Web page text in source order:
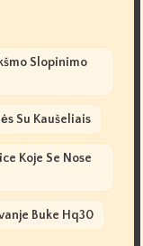
Slopinimo
Su Kaušeliais
Koje Se Nose
Buke Hq30